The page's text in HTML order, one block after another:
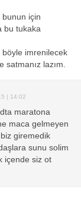
için
bu tukaka
böyle imrenilecek
satmanız lazım.
| 14:02
maratona
maca gelmeyen
giremedik
sunu solim
içende siz ot